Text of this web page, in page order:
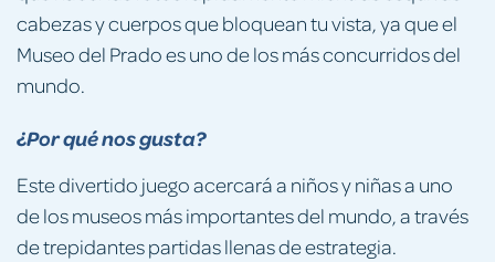
cabezas y cuerpos que bloquean tu vista, ya que el
Museo del Prado es uno de los más concurridos del
mundo.
¿Por qué nos gusta?
Este divertido juego acercará a niños y niñas a uno
de los museos más importantes del mundo, a través
de trepidantes partidas llenas de estrategia.